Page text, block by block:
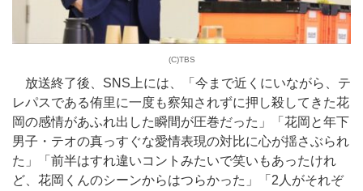
(C)TBS
放送終了後、SNS上には、「今まで近くにいながら、テ
レパスである侑里に一度も察知されずに押し殺してきた花
岡の感情があふれ出した瞬間が圧巻だった」「花岡と年下
男子・テオの真っすぐな愛情表現の対比に心が揺さぶられ
た」「前半はすれ違いコントみたいで笑いもあったけれ
ど、花岡くんのシーンからはつらかった」「2人がそれぞ